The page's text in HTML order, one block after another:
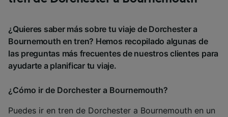
¿Quieres saber más sobre tu viaje de Dorchester a
Bournemouth en tren? Hemos recopilado algunas de
las preguntas más frecuentes de nuestros clientes para
ayudarte a planificar tu viaje.
¿Cómo ir de Dorchester a Bournemouth?
Puedes ir en tren de Dorchester a Bournemouth en un